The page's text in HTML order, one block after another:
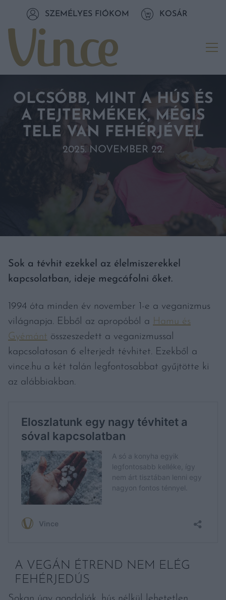
Tovább a tartalomhozSZEMÉLYES FIÓKOM KOSÁR
OLCSÓBB, MINT A HÚS ÉS
A TEJTERMÉKEK, MÉGIS
TELE VAN FEHÉRJÉVEL
2025. NOVEMBER 22.
Sok a tévhit ezekkel az élelmiszerekkel
kapcsolatban, ideje megcáfolni őket.
1994 óta minden év november 1-e a veganizmus
világnapja. Ebből az apropóból a Hamu és
Gyémánt összeszedett a veganizmussal
kapcsolatosan 6 elterjedt tévhitet. Ezekből a
vince.hu a két talán legfontosabbat gyűjtötte ki
az alábbiakban.
A VEGÁN ÉTREND NEM ELÉG
FEHÉRJEDÚS